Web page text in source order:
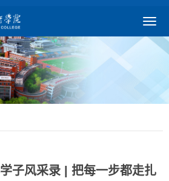
子风采录 | 把每一步都走扎